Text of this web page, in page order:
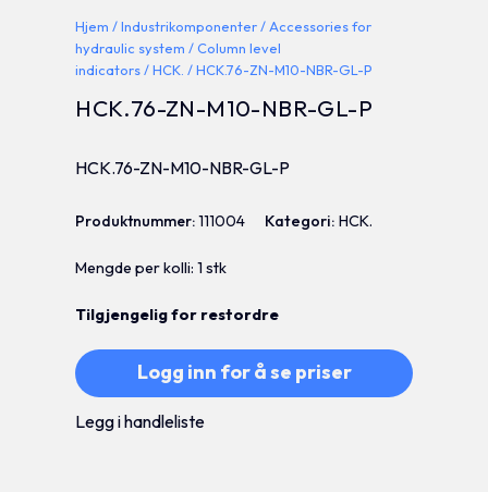
Hjem /Industrikomponenter/ Accessories for
hydraulic system /Column level
indicators/HCK. / HCK.76-ZN-M10-NBR-GL-P
HCK.76-ZN-M10-NBR-GL-P
HCK.76-ZN-M10-NBR-GL-P
Produktnummer:111004 Kategori:HCK.
Mengde per kolli: 1 stk
Tilgjengelig for restordre
Logg inn for å se priser
Legg i handleliste